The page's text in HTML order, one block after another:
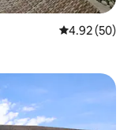
レビュー50
4.92 (50)